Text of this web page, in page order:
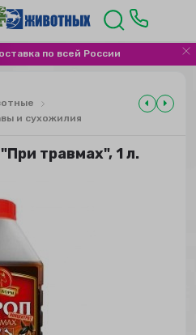
по всей России
и сухожилия
травмах", 1 л.